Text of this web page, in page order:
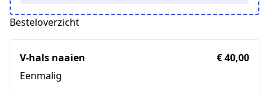
Besteloverzicht
V-hals naaien
Eenmalig
€ 40,00